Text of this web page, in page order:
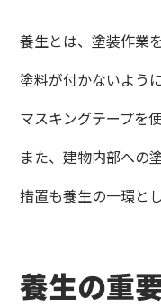
養生とは、塗装作業
塗料が付かないよう
マスキングテープを
また、建物内部への
措置も養生の一環と
養生の重